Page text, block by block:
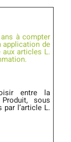
ans à compter
application de
aux articles L.
entre la
sous
l’article L.